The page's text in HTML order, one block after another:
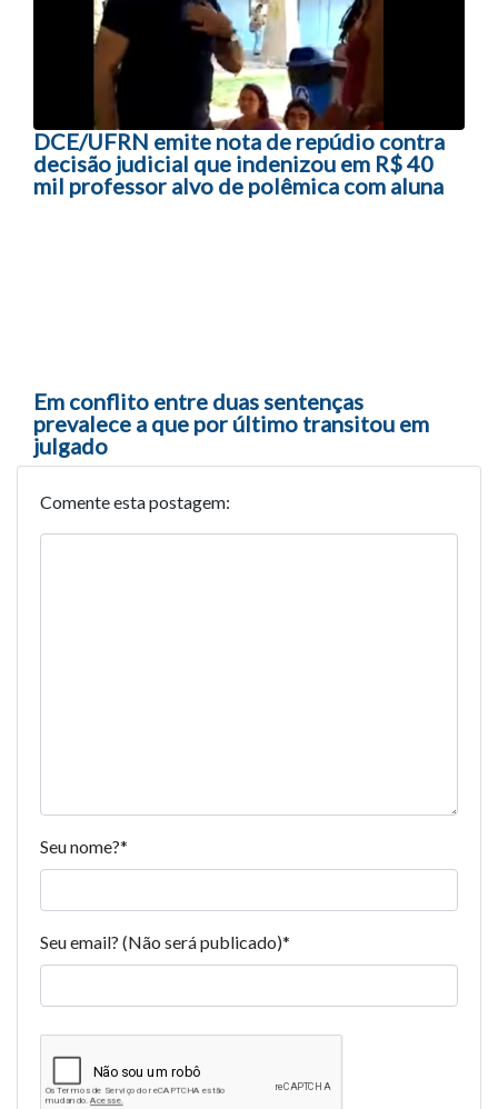
DCE/UFRN emite nota de repúdio contra
decisão judicial que indenizou em R$ 40
mil professor alvo de polêmica com aluna
Em conflito entre duas sentenças
prevalece a que por último transitou em
julgado
Comente esta postagem:
Seu nome?*
Seu email? (Não será publicado)*